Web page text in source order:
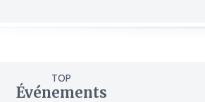
TOP
Événements